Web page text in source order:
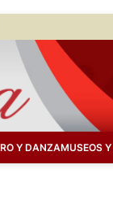
Y DANZAMUSEOS